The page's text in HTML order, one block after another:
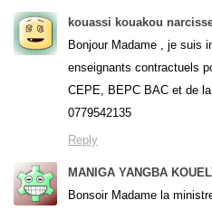
kouassi kouakou
Bonjour Madame , je suis
enseignants contractuels
CEPE, BEPC BAC et de
0779542135
Reply
MANIGA YANGBA
Bonsoir Madame la